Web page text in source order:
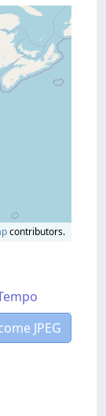
contributors.
JPEG